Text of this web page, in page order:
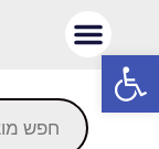
פתח סרגל נגישות